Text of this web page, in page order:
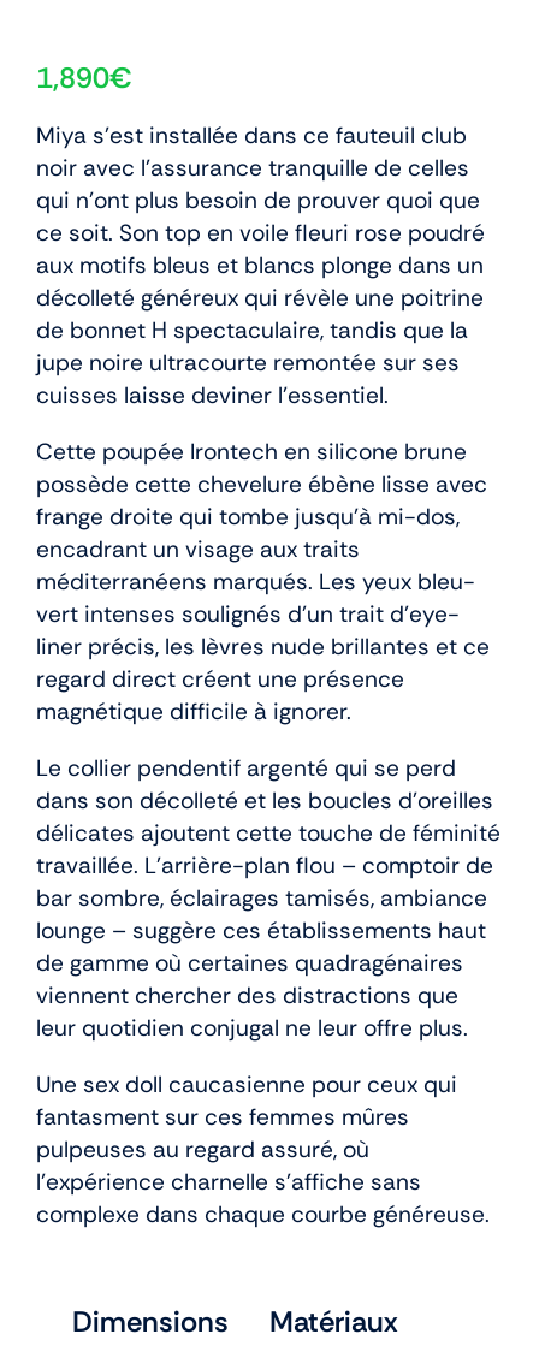
1,890€
Miya s’est installée dans ce fauteuil club
noir avec l’assurance tranquille de celles
qui n’ont plus besoin de prouver quoi que
ce soit. Son top en voile fleuri rose poudré
aux motifs bleus et blancs plonge dans un
décolleté généreux qui révèle une poitrine
de bonnet H spectaculaire, tandis que la
jupe noire ultracourte remontée sur ses
cuisses laisse deviner l’essentiel.
Cette poupée Irontech en silicone brune
possède cette chevelure ébène lisse avec
frange droite qui tombe jusqu’à mi-dos,
encadrant un visage aux traits
méditerranéens marqués. Les yeux bleu-
vert intenses soulignés d’un trait d’eye-
liner précis, les lèvres nude brillantes et ce
regard direct créent une présence
magnétique difficile à ignorer.
Le collier pendentif argenté qui se perd
dans son décolleté et les boucles d’oreilles
délicates ajoutent cette touche de féminité
travaillée. L’arrière-plan flou – comptoir de
bar sombre, éclairages tamisés, ambiance
lounge – suggère ces établissements haut
de gamme où certaines quadragénaires
viennent chercher des distractions que
leur quotidien conjugal ne leur offre plus.
Une sex doll caucasienne pour ceux qui
fantasment sur ces femmes mûres
pulpeuses au regard assuré, où
l’expérience charnelle s’affiche sans
complexe dans chaque courbe généreuse.
Dimensions Matériaux